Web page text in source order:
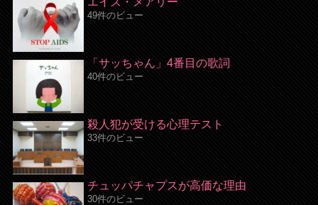
49件のビュー
「サッちゃん」4番目の歌詞
40件のビュー
殺人犯が受ける心理テスト
33件のビュー
チュッパチャプスが高価な理由
30件のビュー